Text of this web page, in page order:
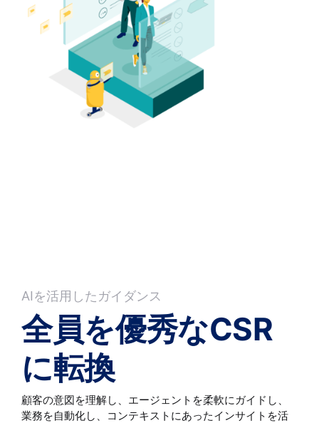
AIを活用したガイダンス
全員を優秀なCSR
に転換
顧客の意図を理解し、エージェントを柔軟にガイドし、
業務を自動化し、コンテキストにあったインサイトを活